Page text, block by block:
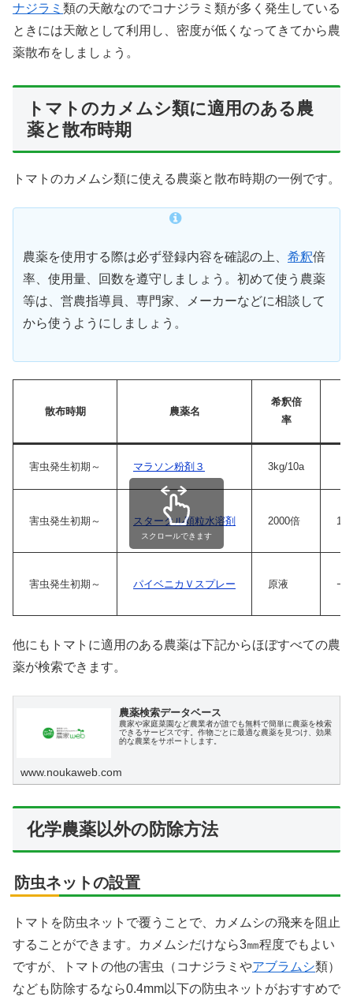
ナジラミ 類の天敵なのでコナジラミ類が多く発生している
ときには天敵として利用し、密度が低くなってきてから農
薬散布をしましょう。
トマトのカメムシ類に適用のある農
薬と散布時期
トマトのカメムシ類に使える農薬と散布時期の一例です。
農薬を使用する際は必ず登録内容を確認の上、 希釈倍
率、使用量、回数を遵守しましょう。初めて使う農薬
等は、営農指導員、専門家、メーカーなどに相談して
から使うようにしましょう。
散布時期 農薬名
希釈倍
率
害虫発生初期～ マラソン粉剤３ 3kg/10a
害虫発生初期～ スタークル顆粒水溶剤 2000倍
害虫発生初期～ パイベニカＶスプレー 原液 ｰ
スクロールできます
他にもトマトに適用のある農薬は下記からほぼすべての農
薬が検索できます。
農薬検索データベース
農家や家庭菜園など農業者が誰でも無料で簡単に農薬を検索
できるサービスです。作物ごとに最適な農薬を見つけ、効果
的な農業をサポートします。
www.noukaweb.com
化学農薬以外の防除方法
防虫ネットの設置
トマトを防虫ネットで覆うことで、カメムシの飛来を阻止
することができます。カメムシだけなら3㎜程度でもよい
ですが、トマトの他の害虫（コナジラミやアブラムシ類）
なども防除するなら0.4mm以下の防虫ネットがおすすめで